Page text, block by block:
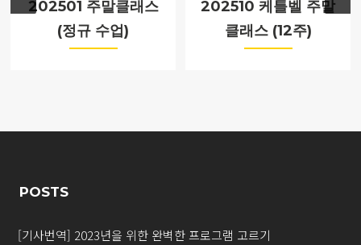
202501 주말클래스
(정규 수업)
202510 케틀벨 주말
클래스 (12주)
POSTS
[기사번역] 2023년을 위한 완벽한 프로그램 고르기